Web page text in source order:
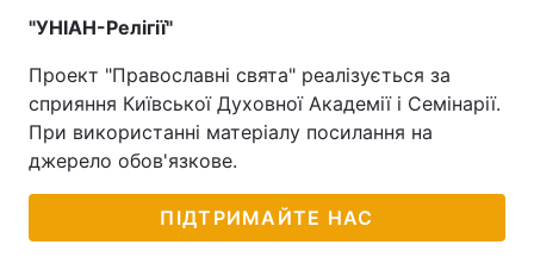
"УНІАН-Релігії"
Проект "Православні свята" реалізується за
сприяння Київської Духовної Академії і Семінарії.
При використанні матеріалу посилання на
джерело обов'язкове.
ПІДТРИМАЙТЕ НАС